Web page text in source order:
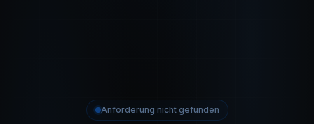
Anforderung nicht gefunden